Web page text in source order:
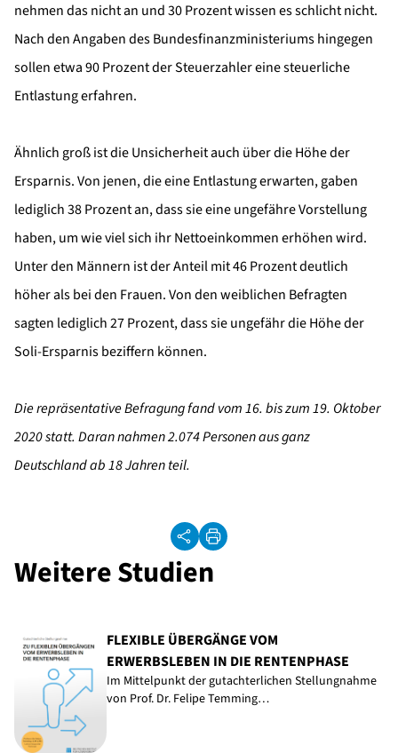
nehmen das nicht an und 30 Prozent wissen es schlicht nicht.
Nach den Angaben des Bundesfinanzministeriums hingegen
sollen etwa 90 Prozent der Steuerzahler eine steuerliche
Entlastung erfahren.
Ähnlich groß ist die Unsicherheit auch über die Höhe der
Ersparnis. Von jenen, die eine Entlastung erwarten, gaben
lediglich 38 Prozent an, dass sie eine ungefähre Vorstellung
haben, um wie viel sich ihr Nettoeinkommen erhöhen wird.
Unter den Männern ist der Anteil mit 46 Prozent deutlich
höher als bei den Frauen. Von den weiblichen Befragten
sagten lediglich 27 Prozent, dass sie ungefähr die Höhe der
Soli-Ersparnis beziffern können.
Die repräsentative Befragung fand vom 16. bis zum 19. Oktober
2020 statt. Daran nahmen 2.074 Personen aus ganz
Deutschland ab 18 Jahren teil.
Weitere Studien
FLEXIBLE ÜBERGÄNGE VOM
ERWERBSLEBEN IN DIE RENTENPHASE
Im Mittelpunkt der gutachterlichen Stellungnahme
von Prof. Dr. Felipe Temming…